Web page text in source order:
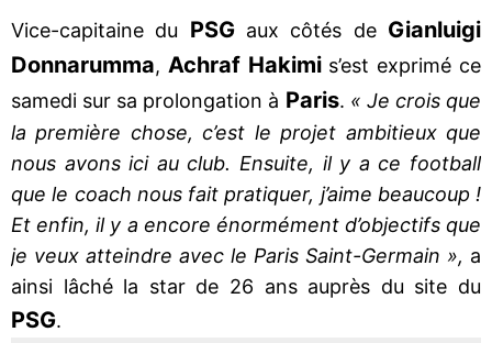
Vice-capitaine du PSG aux côtés de Gianluigi
Donnarumma, Achraf Hakimis’est exprimé ce
samedi sur sa prolongation à Paris. « Je crois que
la première chose, c’est le projet ambitieux que
nous avons ici au club. Ensuite, il y a ce football
que le coach nous fait pratiquer, j’aime beaucoup !
Et enfin, il y a encore énormément d’objectifs que
je veux atteindre avec le Paris Saint-Germain », a
ainsi lâché la star de 26 ans auprès du site du
PSG.